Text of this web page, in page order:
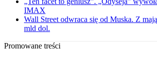
IMAX
Wall Street odwraca się od Muska. Z
mld dol.
Promowane treści